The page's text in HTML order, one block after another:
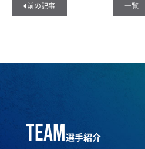
前の記事 一覧
team選手紹介